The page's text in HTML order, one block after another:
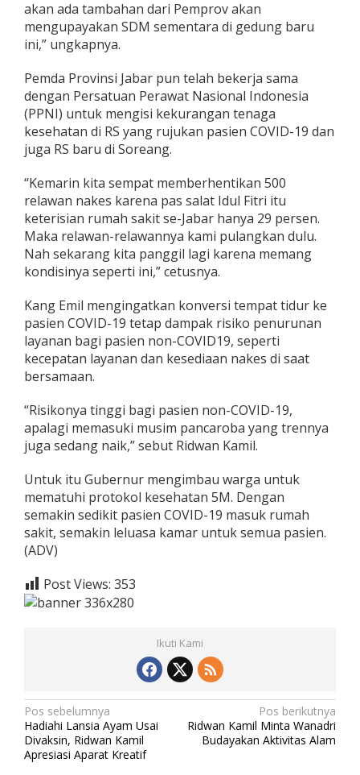
akan ada tambahan dari Pemprov akan
mengupayakan SDM sementara di gedung baru
ini,” ungkapnya.
Pemda Provinsi Jabar pun telah bekerja sama
dengan Persatuan Perawat Nasional Indonesia
(PPNI) untuk mengisi kekurangan tenaga
kesehatan di RS yang rujukan pasien COVID-19 dan
juga RS baru di Soreang.
“Kemarin kita sempat memberhentikan 500
relawan nakes karena pas salat Idul Fitri itu
keterisian rumah sakit se-Jabar hanya 29 persen.
Maka relawan-relawannya kami pulangkan dulu.
Nah sekarang kita panggil lagi karena memang
kondisinya seperti ini,” cetusnya.
Kang Emil mengingatkan konversi tempat tidur ke
pasien COVID-19 tetap dampak risiko penurunan
layanan bagi pasien non-COVID19, seperti
kecepatan layanan dan kesediaan nakes di saat
bersamaan.
“Risikonya tinggi bagi pasien non-COVID-19,
apalagi memasuki musim pancaroba yang trennya
juga sedang naik,” sebut Ridwan Kamil.
Untuk itu Gubernur mengimbau warga untuk
mematuhi protokol kesehatan 5M. Dengan
semakin sedikit pasien COVID-19 masuk rumah
sakit, semakin leluasa kamar untuk semua pasien.
(ADV)
Post Views: 353
Ikuti Kami
N
a
v
Pos sebelumnya
Hadiahi Lansia Ayam Usai
Divaksin, Ridwan Kamil
Apresiasi Aparat Kreatif
Pos berikutnya
Ridwan Kamil Minta Wanadri
Budayakan Aktivitas Alam